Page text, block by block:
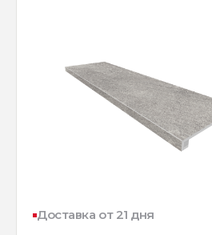
Доставка от 21 дня